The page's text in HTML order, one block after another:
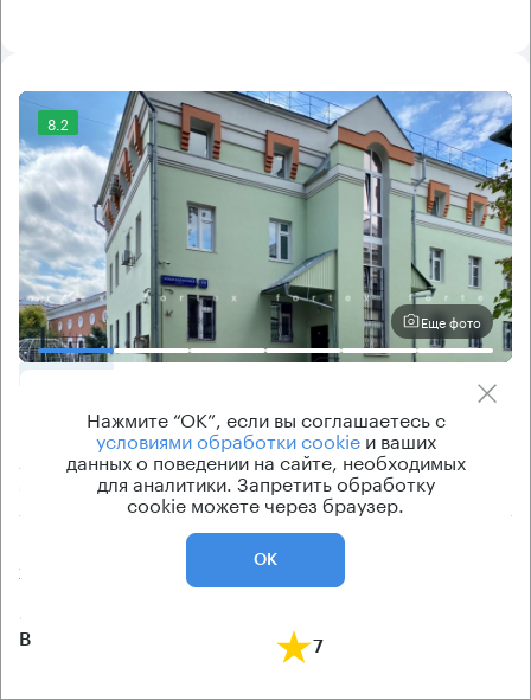
8.2
Еще фото
Помещение под офис, 1533 кв.м
Москва, Новая Басманная улица, 14 с4
Красные Ворота → 670 м ~7 мин
241 400 ₽/кв.м
Cтоимость
B 7
Нажмите “ОК”, если вы соглашаетесь с
условиями обработки cookieи ваших
данных о поведении на сайте, необходимых
для аналитики. Запретить обработку
cookie можете через браузер.
ОК